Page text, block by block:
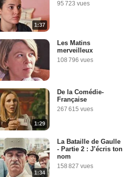
1:37
95 723 vues
Les Matins
merveilleux
108 796 vues
1:29
De la Comédie-
Française
267 615 vues
1:34
La Bataille de Gaulle
- Partie 2 : J’écris ton
nom
158 827 vues